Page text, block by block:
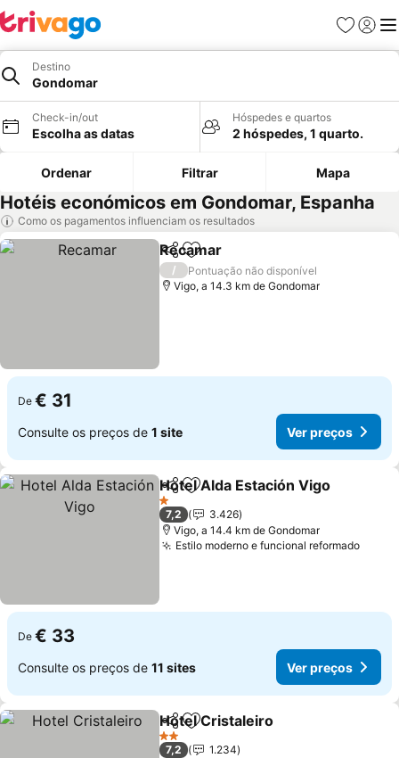
Favoritos
Iniciar
Destino
Gondomar
Check-in/out
Escolha as datas
Hóspedes e quartos
2 hóspedes, 1 quarto.
Ordenar Filtrar Mapa
Hotéis económicos em Gondomar, Espanha
Como os pagamentos influenciam os resultados
PartilharAdicionar aos favoritos
Recamar
/
Pontuação não disponível
Vigo, a 14.3 km de Gondomar
De € 31
Consulte os preços de 1 site Ver preços
PartilharAdicionar aos favoritos
Hotel Alda Estación Vigo
1 Estrelas
7,2
3.426
Vigo, a 14.4 km de Gondomar
Estilo moderno e funcional reformadoVer
De € 33
Consulte os preços de 11 sites Ver preços
PartilharAdicionar aos favoritos
Hotel Cristaleiro
2 Estrelas
7,2
1.234